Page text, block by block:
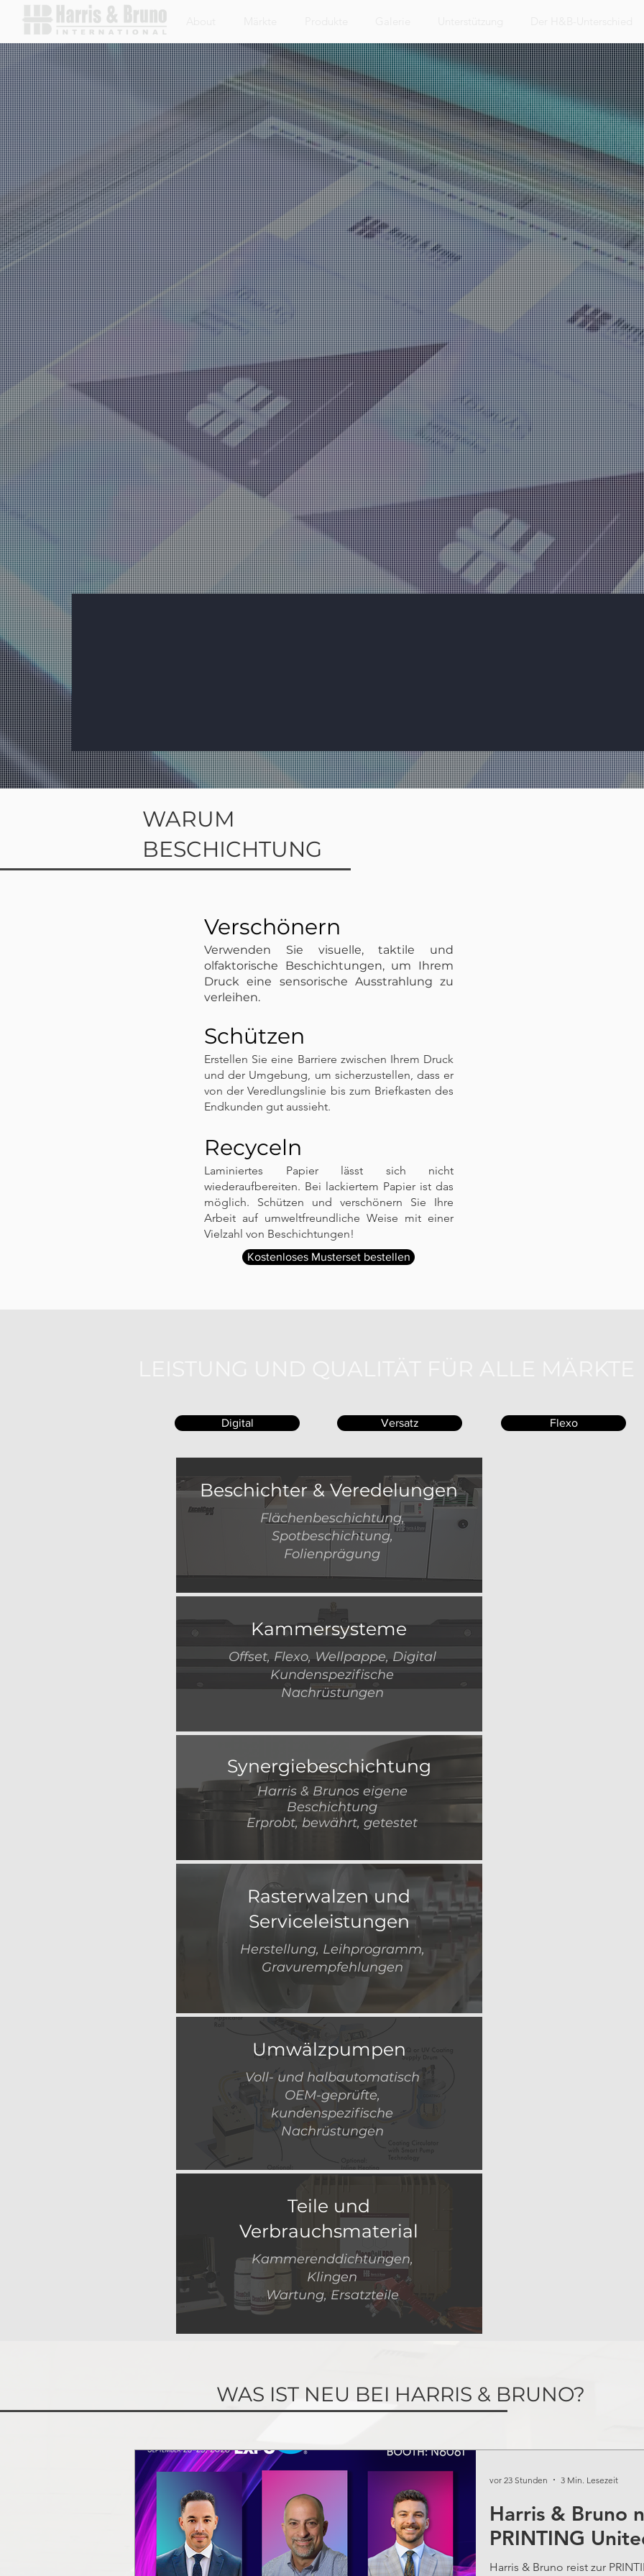
Harris & Bruno International
Branchenführende
Beschichtungsanlagen und
digitale Veredelungslösungen
H&B ist führend in der Bereitstellung fortschrittlicher Beschichtungsanlagen und digitaler
Veredelungslösungen für die Druckindustrie. Unsere Systeme verbessern die Qualität des Digital-
und Offsetdrucks und bieten umweltfreundliche Optionen mit wasserbasierten und UV-
Beschichtungen. Entdecken Sie unsere innovativen Technologien, die Unternehmen helfen, ihre
Effizienz zu steigern, Kosten zu senken und nachhaltigere Druckverfahren einzuführen.
WARUM
BESCHICHTUNG
Verschönern
Verwenden Sie visuelle, taktile und
olfaktorische Beschichtungen, um Ihrem
Druck eine sensorische Ausstrahlung zu
verleihen.
Schützen
Erstellen Sie eine Barriere zwischen Ihrem Druck
und der Umgebung, um sicherzustellen, dass er
von der Veredlungslinie bis zum Briefkasten des
Endkunden gut aussieht.
Recyceln
Laminiertes Papier lässt sich nicht
wiederaufbereiten. Bei lackiertem Papier ist das
möglich. Schützen und verschönern Sie Ihre
Arbeit auf umweltfreundliche Weise mit einer
Vielzahl von Beschichtungen!
Kostenloses Musterset bestellen
Digital Versatz Flexo
Beschichter & Veredelungen
Flächenbeschichtung,
Spotbeschichtung,
Folienprägung
Kammersysteme
Offset, Flexo, Wellpappe, Digital
Kundenspezifische
Nachrüstungen
Synergiebeschichtung
Harris & Brunos eigene
Beschichtung
Erprobt, bewährt, getestet
Rasterwalzen und
Serviceleistungen
Herstellung, Leihprogramm,
Gravurempfehlungen
Umwälzpumpen
Voll- und halbautomatisch
OEM-geprüfte,
kundenspezifische
Nachrüstungen
Teile und
Verbrauchsmaterial
Kammerenddichtungen,
Klingen
Wartung, Ersatzteile
WAS IST NEU BEI HARRIS & BRUNO?
Harris & Bruno
PRINTING
Harris & Bruno reist zur
vor 23 Stunden 3 Min. Lesezeit